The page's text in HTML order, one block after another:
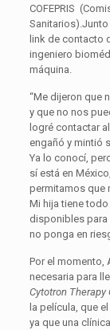
COFEPRIS
link de contacto
ingeniero
máquina.
“Me dijeron que
y que no nos
logré contactar
engañó y mintió
Ya lo conocí,
sí está en
permitamos que
Mi hija tiene
disponibles para
no ponga en
Por el momento,
necesaria para
Cytotron Therapy
la película, que
ya que una